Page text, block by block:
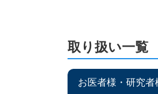
取り扱い一覧
お医者様・研究者